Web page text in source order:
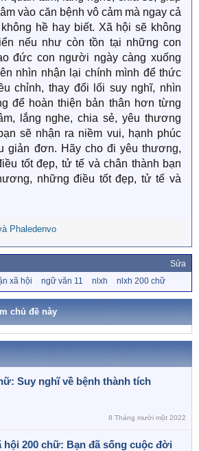
vào căn bệnh vô cảm mà ngay cả
hề hay biết. Xã hội sẽ không
nếu như còn tồn tại những con
đức con người ngày càng xuống
nhìn nhận lại chính mình để thức
chỉnh, thay đổi lối suy nghĩ, nhìn
để hoàn thiện bản thân hơn từng
lắng nghe, chia sẻ, yêu thương
sẽ nhận ra niềm vui, hạnh phúc
giản đơn. Hãy cho đi yêu thương,
tốt đẹp, tử tế và chân thành bạn
những điều tốt đẹp, tử tế và
Phaledenvo
Sửa
xã hội ngữ văn 11 nlxh nlxh 200 chữ
chủ đề này
Suy nghĩ về bệnh thành tích
8 Tháng mười một 2022
hội 200 chữ: Bạn đã sống cuộc đời